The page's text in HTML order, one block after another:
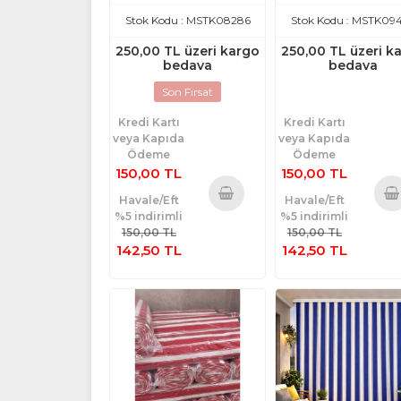
Stok Kodu : MSTK08286
250,00 TL üzeri kargo
bedava
Son Fırsat
Kredi Kartı
veya Kapıda
Ödeme
150,00 TL
Havale/Eft
%5 indirimli
150,00 TL
142,50 TL
Stok Kodu :
250,00 TL üzeri
bedava
Kredi Kartı
veya Kapıda
Ödeme
150,00 TL
Havale/Eft
%5 indirimli
150,00 TL
142,50 TL